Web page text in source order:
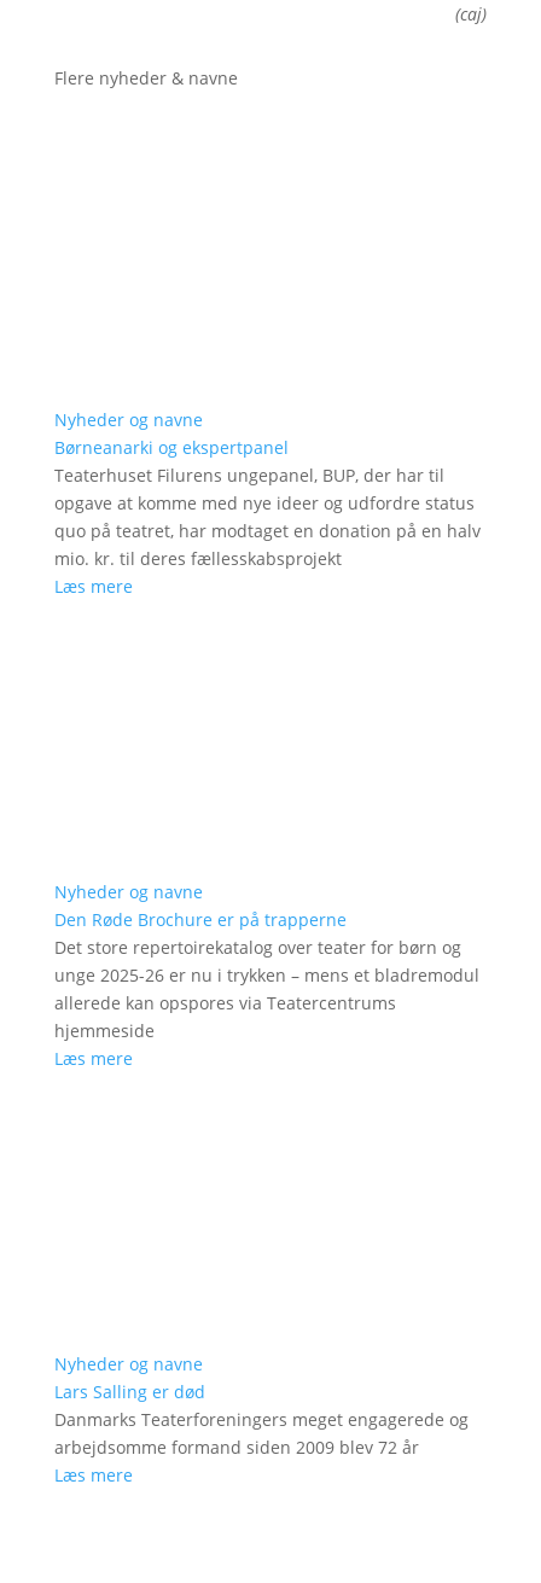
(caj)
Flere nyheder & navne
Nyheder og navne
Børneanarki og ekspertpanel
Teaterhuset Filurens ungepanel, BUP, der har til
opgave at komme med nye ideer og udfordre status
quo på teatret, har modtaget en donation på en halv
mio. kr. til deres fællesskabsprojekt
Læs mere
Nyheder og navne
Den Røde Brochure er på trapperne
Det store repertoirekatalog over teater for børn og
unge 2025-26 er nu i trykken – mens et bladremodul
allerede kan opspores via Teatercentrums
hjemmeside
Læs mere
Nyheder og navne
Lars Salling er død
Danmarks Teaterforeningers meget engagerede og
arbejdsomme formand siden 2009 blev 72 år
Læs mere